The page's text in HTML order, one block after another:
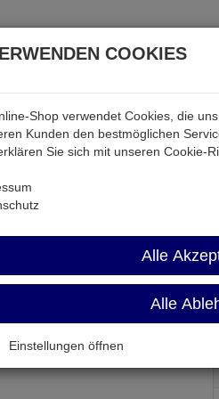
& Akkus Audio &
COOKIES
Shop verwendet Cookies, die
Kunden den bestmöglichen
Sie sich mit unseren Cookie-
Alle
Alle
Einstellungen öffnen